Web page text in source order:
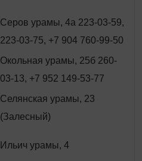
Серов урамы, 4а 223-03-59,
223-03-75, +7 904 760-99-50
Окольная урамы, 25б 260-
03-13, +7 952 149-53-77
Селянская урамы, 23
(Залесный)
Ильич урамы, 4